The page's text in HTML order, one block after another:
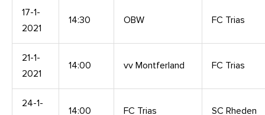
17-1-
2021
14:30 OBW FC Trias
21-1-
2021
14:00 vv Montferland FC Trias
24-1-
14:00 FC Trias SC Rheden